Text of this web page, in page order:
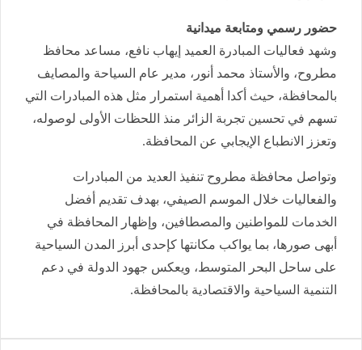
حضور رسمي ومتابعة ميدانية
وشهد فعاليات المبادرة العميد إيهاب نافع، مساعد محافظ
مطروح، والأستاذ محمد أنور، مدير عام السياحة والمصايف
بالمحافظة، حيث أكدا أهمية استمرار مثل هذه المبادرات التي
تسهم في تحسين تجربة الزائر منذ اللحظات الأولى لوصوله،
وتعزز الانطباع الإيجابي عن المحافظة.
وتواصل محافظة مطروح تنفيذ العديد من المبادرات
والفعاليات خلال الموسم الصيفي، بهدف تقديم أفضل
الخدمات للمواطنين والمصطافين، وإظهار المحافظة في
أبهى صورها، بما يواكب مكانتها كإحدى أبرز المدن السياحية
على ساحل البحر المتوسط، ويعكس جهود الدولة في دعم
التنمية السياحية والاقتصادية بالمحافظة.